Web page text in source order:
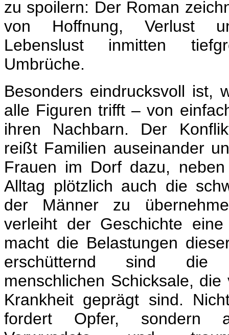
zu spoilern: Der Roman
von Hoffnung, Verlust
Lebenslust inmitten
Umbrüche.
Besonders eindrucksvoll ist,
alle Figuren trifft – von
ihren Nachbarn. Der
reißt Familien auseinander
Frauen im Dorf dazu,
Alltag plötzlich auch die
der Männer zu
verleiht der Geschichte
macht die Belastungen
erschütternd sind die
menschlichen Schicksale,
Krankheit geprägt sind.
fordert Opfer, sondern